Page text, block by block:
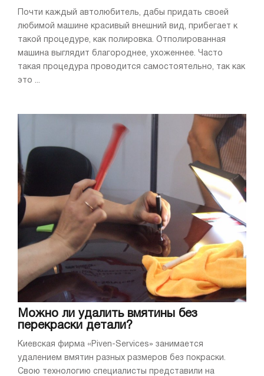
Почти каждый автолюбитель, дабы придать своей
любимой машине красивый внешний вид, прибегает к
такой процедуре, как полировка. Отполированная
машина выглядит благороднее, ухоженнее. Часто
такая процедура проводится самостоятельно, так как
это ...
Можно ли удалить вмятины без
перекраски детали?
Киевская фирма «Piven-Services» занимается
удалением вмятин разных размеров без покраски.
Свою технологию специалисты представили на